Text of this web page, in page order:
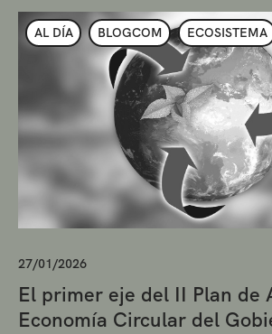
AL DÍA BLOGCOM ECOSISTEMA
27/01/2026
El primer eje del II Plan de
Economía Circular del